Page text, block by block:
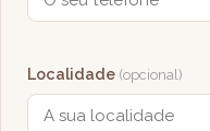
Localidade (opcional)